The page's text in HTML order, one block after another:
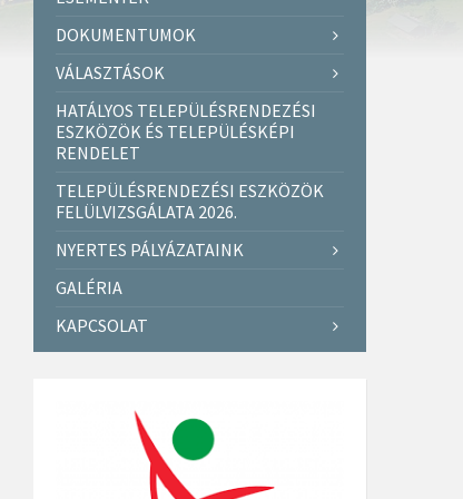
DOKUMENTUMOK
VÁLASZTÁSOK
HATÁLYOS TELEPÜLÉSRENDEZÉSI
ESZKÖZÖK ÉS TELEPÜLÉSKÉPI
RENDELET
TELEPÜLÉSRENDEZÉSI ESZKÖZÖK
FELÜLVIZSGÁLATA 2026.
NYERTES PÁLYÁZATAINK
GALÉRIA
KAPCSOLAT